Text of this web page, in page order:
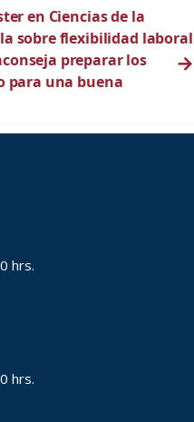
en Ciencias de la
sobre flexibilidad laboral
preparar los
para una buena
→